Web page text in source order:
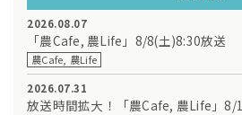
2026.08.07
「農Cafe, 農Life」8/8(土)8:30放送
農Cafe, 農Life
2026.07.31
放送時間拡大！「農Cafe, 農Life」8/